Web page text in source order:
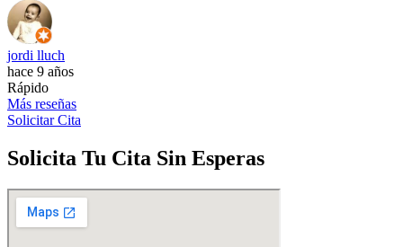
jordi lluch
hace 9 años
Rápido
Más reseñas
Solicitar Cita
Solicita Tu Cita Sin Esperas